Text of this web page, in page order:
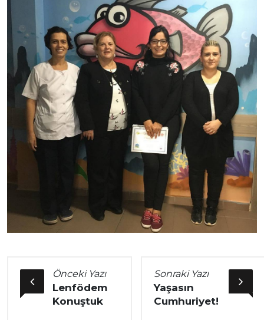
Önceki Yazı
Lenfödem
Konuştuk
Sonraki Yazı
Yaşasın
Cumhuriyet!